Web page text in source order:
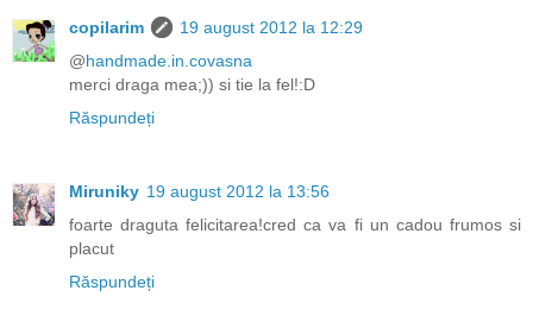
copilarim
19 august 2012 la 12:29
@handmade.in.covasna
merci draga mea;)) si tie la fel!:D
Răspundeți
Miruniky 19 august 2012 la 13:56
foarte draguta felicitarea!cred ca va fi un cadou frumos si
placut
Răspundeți